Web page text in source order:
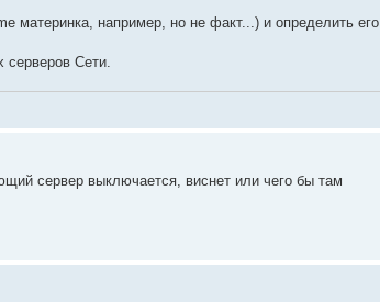
материнка, например, но не факт...) и определить его
Сети.
сервер выключается, виснет или чего бы там